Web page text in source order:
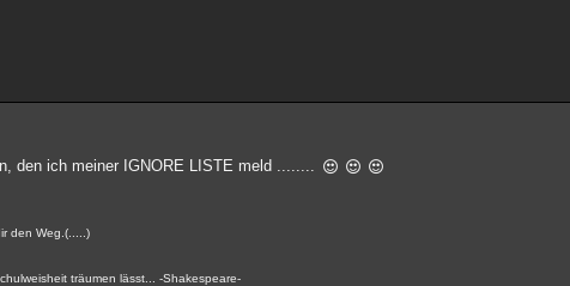
den ich meiner IGNORE LISTE meld ........
den Weg.(.....)
träumen lässt... -Shakespeare-